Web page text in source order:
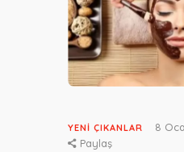
YENI ÇIKANLAR 8
Paylaş